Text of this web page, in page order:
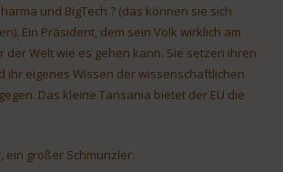
und BigTech ? (das können sie sich
Ein Präsident, dem sein Volk wirklich am
der Welt wie es gehen kann. Sie setzen ihren
ihr eigenes Wissen der wissenschaftlichen
Das kleine Tansania bietet der EU die
ein großer Schmunzler: